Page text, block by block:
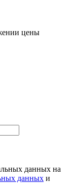
цены
данных на
данных и